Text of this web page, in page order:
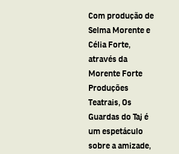
Com produção de
Selma Morente e
Célia Forte,
através da
Morente Forte
Produções
Teatrais, Os
Guardas do Taj é
um espetáculo
sobre a amizade,